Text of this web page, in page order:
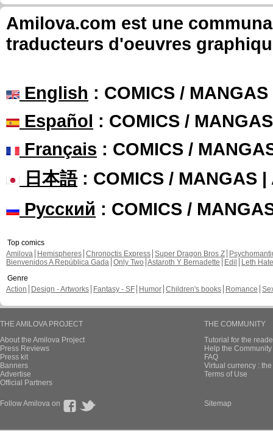
Amilova.com est une
traducteurs d'oeuvres
English : COMICS /
Español : COMICS /
Français : COMICS /
日本語: COMICS / MANGAS |
Русский : COMICS /
Top comics
Amilova
Hemispheres Chronoctis Express Super Dragon Bros Z
Bienvenidos A República Gada Only Two Astaroth Y Bernadette Edil
Leth Hate
Genre
Action
Design - Artworks Fantasy - SF Humor Children's books Romance
THE AMILOVA PROJECT
About the Amilova Project
Press Reviews
Press kit
Banners
Advertise
Official Partners
THE COMMUNITY
Tutorial for the
Help the
FAQ
Virtual currency :
Terms of Use
Follow Amilova on Sitemap